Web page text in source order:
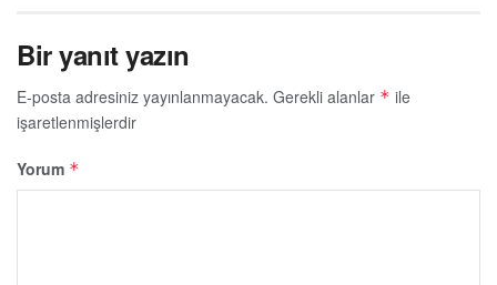
Bir yanıt yazın
E-posta adresiniz yayınlanmayacak. Gerekli alanlar * ile
işaretlenmişlerdir
Yorum *